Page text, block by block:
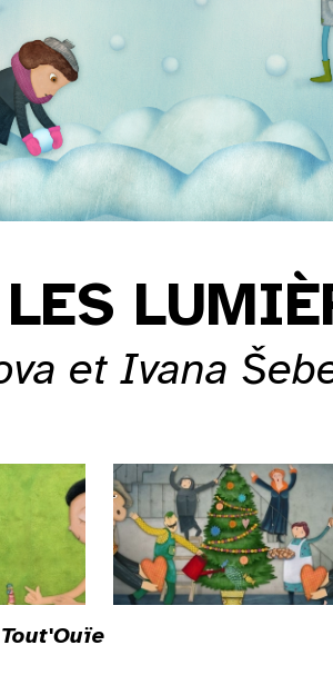
et Ivana
Tout'Ouïe